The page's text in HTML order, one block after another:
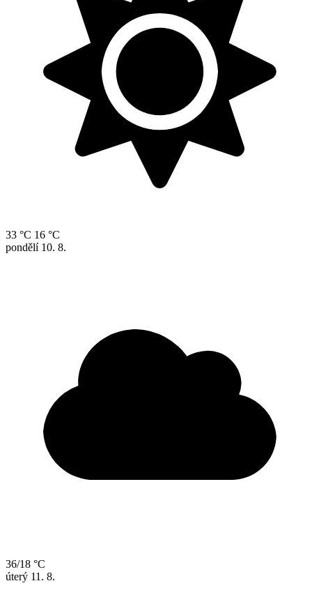
33 °C 16 °C
pondělí 10. 8.
36/18 °C
úterý 11. 8.